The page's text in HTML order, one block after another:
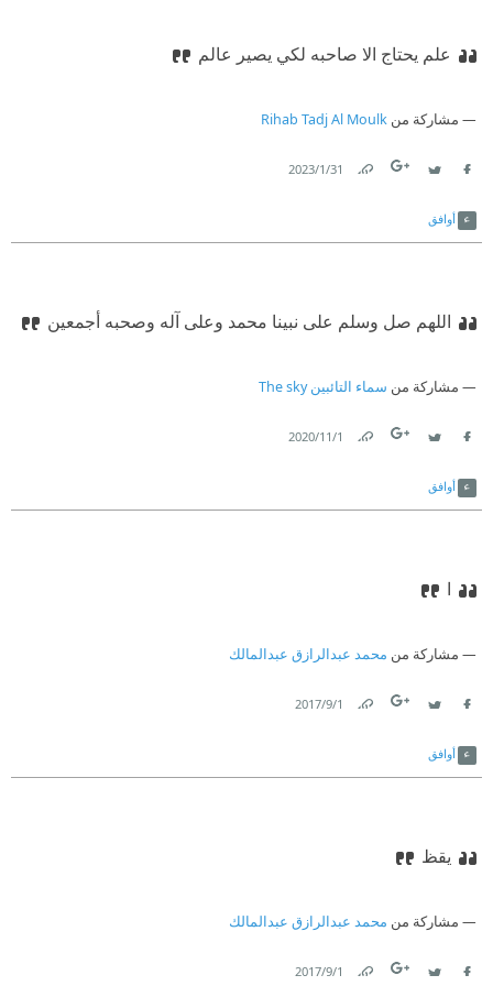
علم يحتاج الا صاحبه لكي يصير عالم
مشاركة من Rihab Tadj Al Moulk
31‏/1‏/2023
أوافق
اللهم صل وسلم على نبينا محمد وعلى آله وصحبه أجمعين
مشاركة من سماء التائبين The sky
1‏/11‏/2020
أوافق
ا
مشاركة من محمد عبدالرازق عبدالمالك
1‏/9‏/2017
أوافق
يقظ
مشاركة من محمد عبدالرازق عبدالمالك
1‏/9‏/2017